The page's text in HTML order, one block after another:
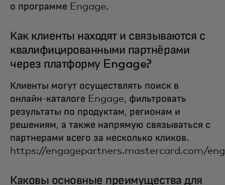
о программе Engage.
Как клиенты находят и связываются с
квалифицированными партнёрами
через платформу Engage?
Клиенты могут осуществлять поиск в
онлайн-каталоге Engage, фильтровать
результаты по продуктам, регионам и
решениям, а также напрямую связываться с
партнерами всего за несколько кликов.
https://engagepartners.mastercard.com/
Каковы основные преимущества для